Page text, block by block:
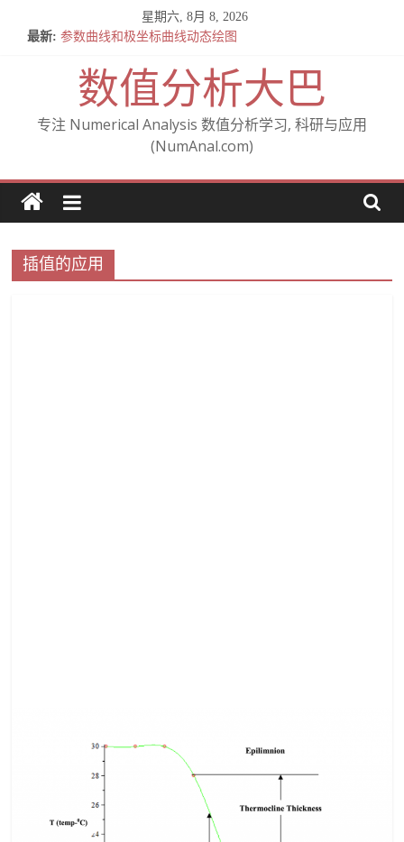
星期六, 8月 8, 2026
最新: 参数曲线和极坐标曲线动态绘图
关于混合偏导数相等的定理 — Clairaut 定理 (施瓦茨定理)
From Cartesian to polar (从笛卡尔坐标到极坐标)
A note on Gudi’s analysis of the IPDG method
数值分析大巴
专注 Numerical Analysis 数值分析学习, 科研与应用
(NumAnal.com)
插值的应用